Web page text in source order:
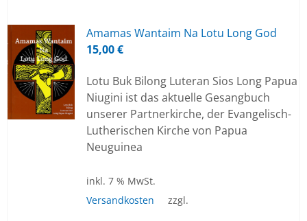
Ama­mas Wan­ta­im Na Lotu Long God
15,00€
Lotu Buk Bilong Luteran Sios Long Papua
Niugini ist das aktuelle Gesangbuch
unserer Partnerkirche, der Evangelisch-
Lutherischen Kirche von Papua
Neuguinea
inkl. 7 % MwSt.
zzgl.
Versandkosten